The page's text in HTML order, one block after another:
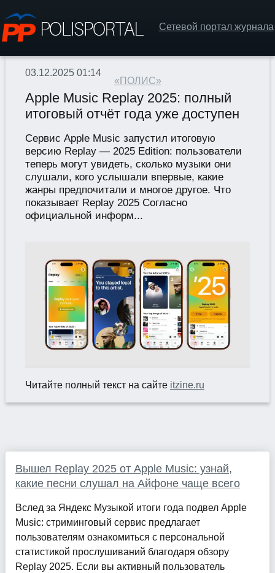
Сетевой портал журнала
«ПОЛИС»
03.12.2025 01:14
Apple Music Replay 2025: полный
итоговый отчёт года уже доступен
Сервис Apple Music запустил итоговую
версию Replay — 2025 Edition: пользователи
теперь могут увидеть, сколько музыки они
слушали, кого услышали впервые, какие
жанры предпочитали и многое другое. Что
показывает Replay 2025 Согласно
официальной информ...
Читайте полный текст на сайте itzine.ru
Вышел Replay 2025 от Apple Music: узнай,
какие песни слушал на Айфоне чаще всего
Вслед за Яндекс Музыкой итоги года подвел Apple
Music: стриминговый сервис предлагает
пользователям ознакомиться с персональной
статистикой прослушиваний благодаря обзору
Replay 2025. Если вы активный пользователь